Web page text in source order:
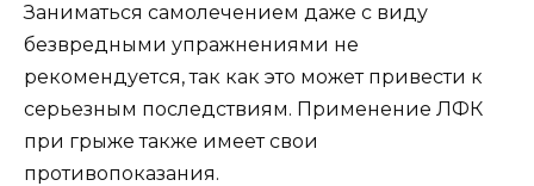
Заниматься самолечением даже с виду
безвредными упражнениями не
рекомендуется, так как это может привести к
серьезным последствиям. Применение ЛФК
при грыже также имеет свои
противопоказания.